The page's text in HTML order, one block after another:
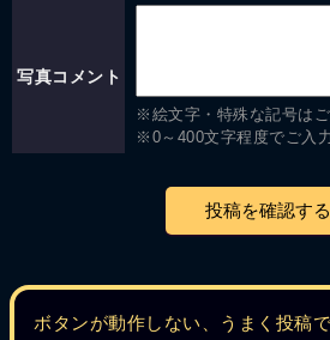
写真コメント
※絵文字・特殊な記号はご
※0～400文字程度でご入
ボタンが動作しない、うまく投稿